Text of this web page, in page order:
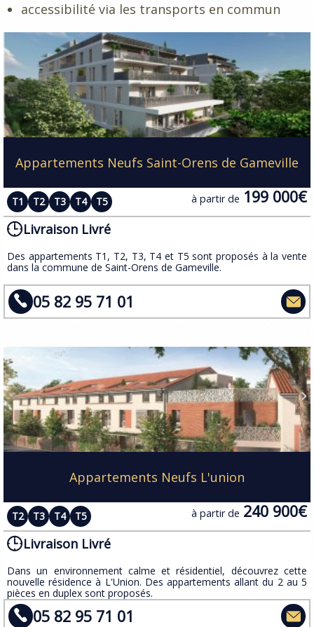
accessibilité via les transports en commun
Appartements Neufs Saint-Orens de Gameville
T1 T2 T3 T4 T5 à partir de 199 000€
Livraison Livré
Des appartements T1, T2, T3, T4 et T5 sont proposés à la vente
dans la commune de Saint-Orens de Gameville.
05 82 95 71 01
Appartements Neufs L'union
T2 T3 T4 T5 à partir de 240 900€
Livraison Livré
Dans un environnement calme et résidentiel, découvrez cette
nouvelle résidence à L'Union. Des appartements allant du 2 au 5
pièces en duplex sont proposés.
05 82 95 71 01